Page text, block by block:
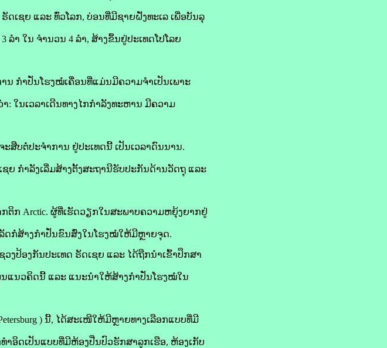
ເຊຍ ແລະ ທົ່ວໂລກ, ບ່ອນທີ່ມີຊາຍຝັ່ງທະເລ ເພື່ອບັນລຸ
ຳ ໃນ ຈຳນວນ 4 ລຳ, ສ້າງຂຶ້ນຢູ່ປະເທດໂປໂລຍ
ກຳປັ່ນໂຮງໝໍເຄື່ອນທີ່ແມ່ນມີຄວາມຈໍາເປັນເພາະ
: ໃນເວລາເດີນທາງໄກກຳລັງທະຫານ ມີຄວາມ
ສືບຕໍ່ປະຈຳການ ຢູ່ປະເທດນີ້ ເປັນເວລາດົນນານ.
ຍ ກຳລັງເລີ່ມສ້າງຕັ້ງສະຖານີຮັບປະກັນດ້ານວັດຖຸ ແລະ
ກ Arctic. ຜູ້ທີ່ເຮັດວຽກໃນສະພາບຄວາມຫຍຸ້ງຍາກຢູ່
ດກໍ່ສ້າງກຳປັ່ນຂົນສົ່ງໃນໂຮງໝໍໃຫ້ມີຫຼາຍຈຸດ.
ປ້ອງກັນປະເທດ ຣັດເຊຍ ແລະ ໄດ້ຖືກນຳເຂົ້າປຶກສາ
ນວຄິດນີ້ ແລະ ແນະນຳໃຫ້ສ້າງກໍາປັ່ນໂຮງໝໍໃນ
) ນີ້, ໄດ້ສະເໜີໃຫ້ມີຫຼາຍທາງເລືອກແບບທີ່ມີ
າອິດເປັນແບບທີ່ມີຫ້ອງປີ່ນປົວຮັກສາລູກເຮືອ, ຫ້ອງເກັບ